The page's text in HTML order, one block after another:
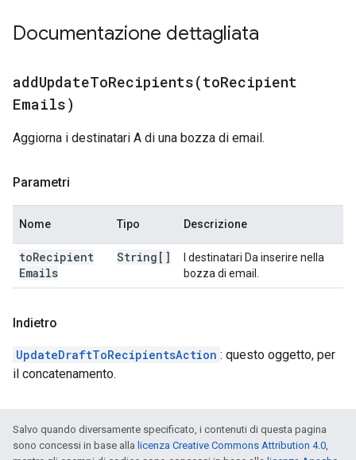
Documentazione dettagliata
addUpdateToRecipients(toRecipient
Emails)
Aggiorna i destinatari A di una bozza di email.
Parametri
Nome Tipo Descrizione
toRecipient
Emails
String[]
I destinatari Da inserire nella
bozza di email.
Indietro
UpdateDraftToRecipientsAction : questo oggetto, per
il concatenamento.
Salvo quando diversamente specificato, i contenuti di questa pagina
sono concessi in base alla licenza Creative Commons Attribution 4.0,